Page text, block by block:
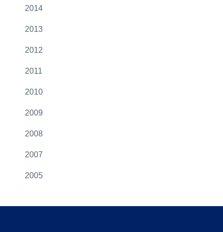
2014
2013
2012
2011
2010
2009
2008
2007
2005